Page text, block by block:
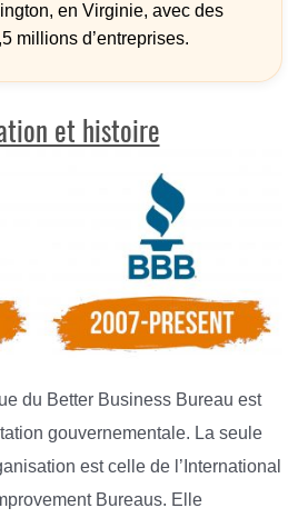
en Virginie, avec des
millions d’entreprises.
et histoire
du Better Business Bureau est
gouvernementale. La seule
est celle de l’International
Bureaus. Elle